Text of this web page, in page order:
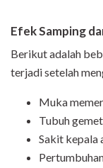
Efek Samping
Berikut adalah
terjadi setelah
Muka
Tubuh
Sakit kepala